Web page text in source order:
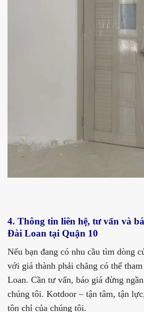
4. Thông tin liên hệ, tư vấn và
Đài Loan tại Quận 10
Nếu bạn đang có nhu cầu tìm dòng
với giá thành phải chăng có thể
Loan. Cần tư vấn, báo giá đừng
chúng tôi. Kotdoor – tận tâm, tận
tôn chỉ của chúng tôi.